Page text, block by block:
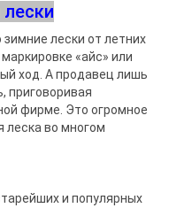
лески от летних
«айс» или
ход. А продавец лишь
приговоривая
фирме. Это огромное
леска во многом
и популярных